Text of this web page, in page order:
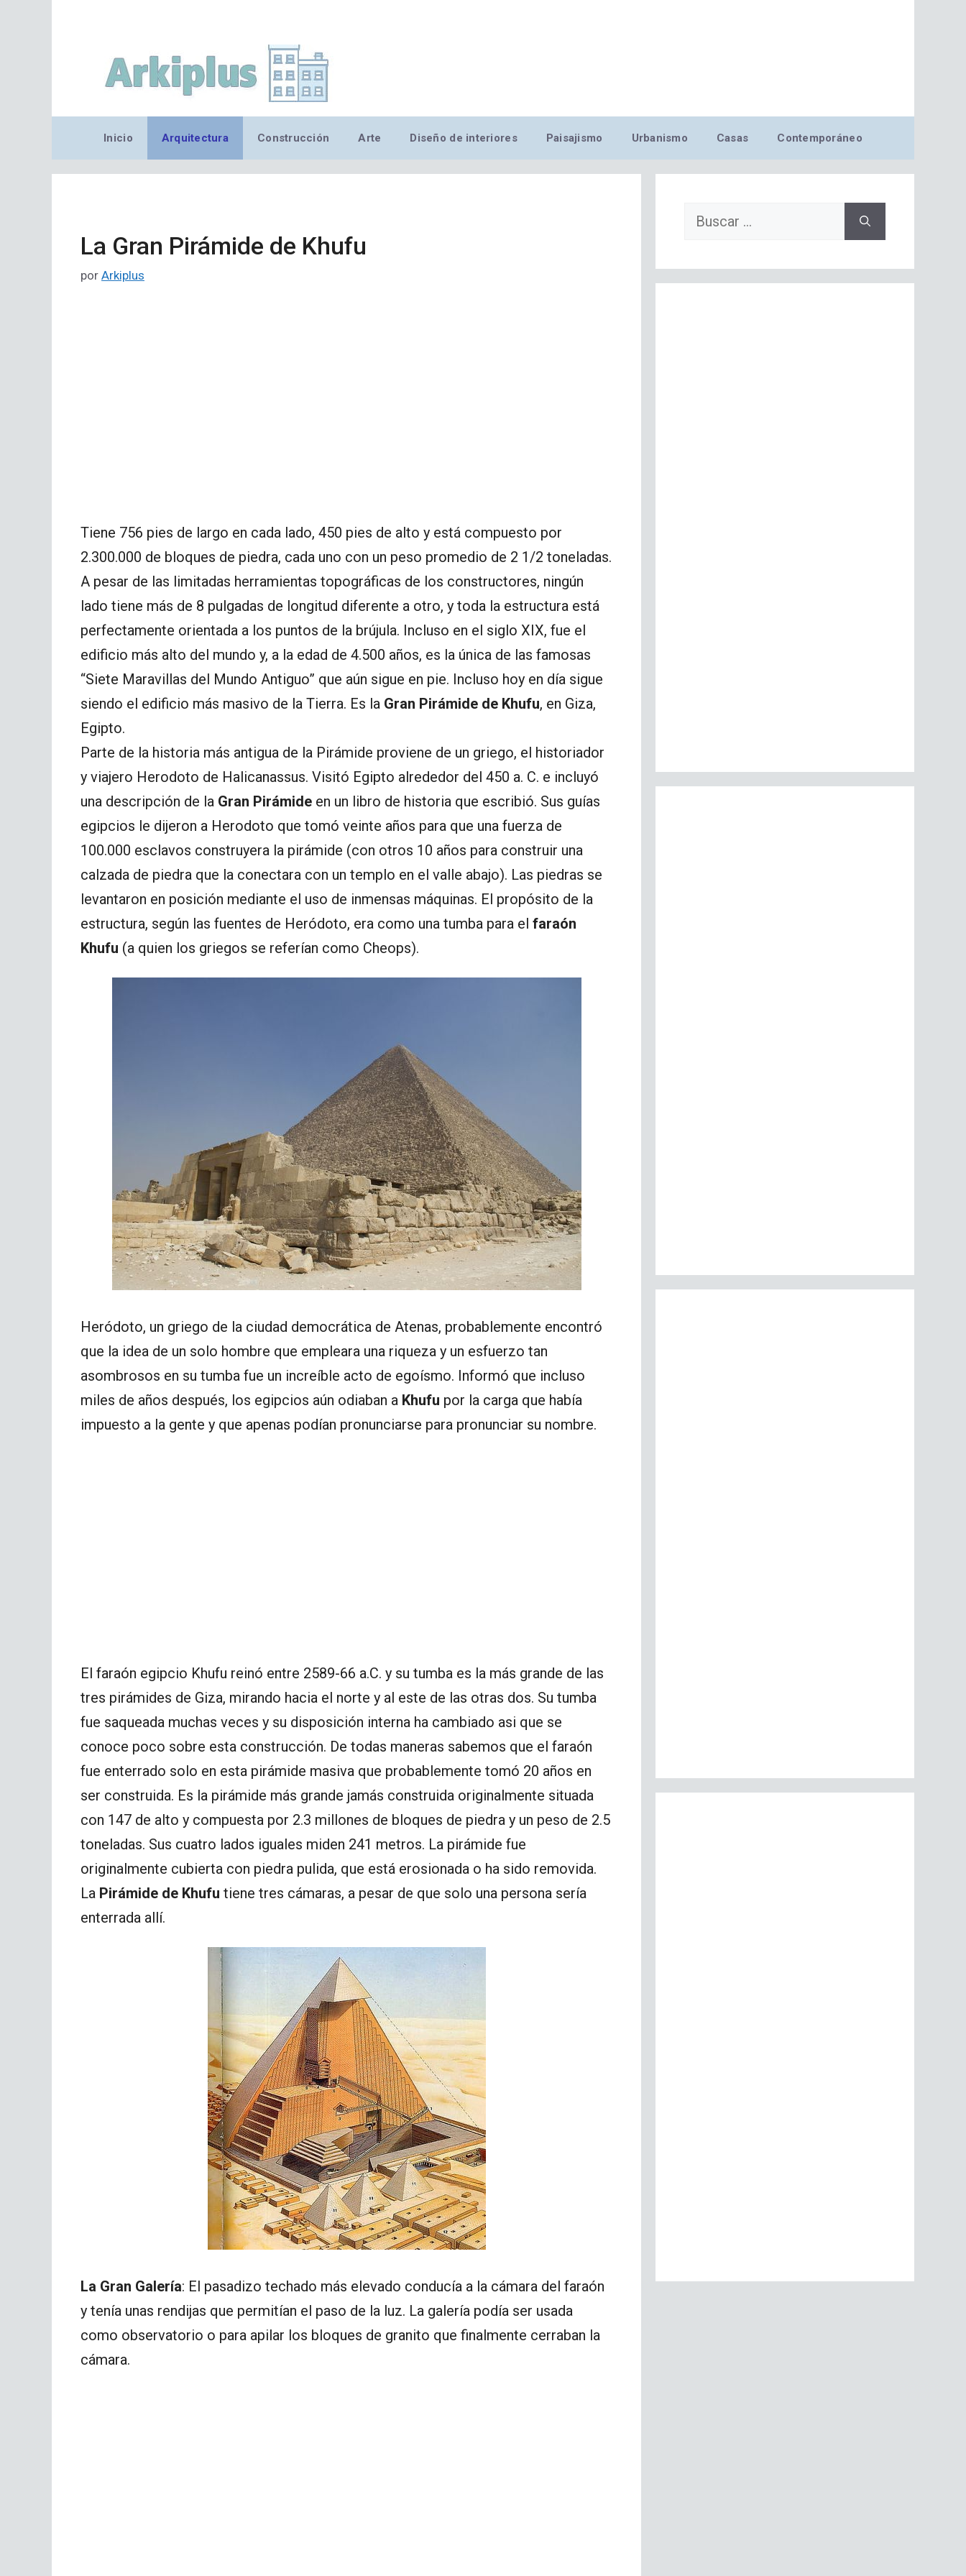
Inicio Arquitectura Construcción Arte Diseño de interiores Paisajismo Urbanismo Casas Contemporáneo
La Gran Pirámide de Khufu
por Arkiplus
Tiene 756 pies de largo en cada lado, 450 pies de alto y está compuesto por
2.300.000 de bloques de piedra, cada uno con un peso promedio de 2 1/2 toneladas.
A pesar de las limitadas herramientas topográficas de los constructores, ningún
lado tiene más de 8 pulgadas de longitud diferente a otro, y toda la estructura está
perfectamente orientada a los puntos de la brújula. Incluso en el siglo XIX, fue el
edificio más alto del mundo y, a la edad de 4.500 años, es la única de las famosas
“Siete Maravillas del Mundo Antiguo” que aún sigue en pie. Incluso hoy en día sigue
siendo el edificio más masivo de la Tierra. Es la Gran Pirámide de Khufu, en Giza,
Egipto.
Parte de la historia más antigua de la Pirámide proviene de un griego, el historiador
y viajero Herodoto de Halicanassus. Visitó Egipto alrededor del 450 a. C. e incluyó
una descripción de la Gran Pirámide en un libro de historia que escribió. Sus guías
egipcios le dijeron a Herodoto que tomó veinte años para que una fuerza de
100.000 esclavos construyera la pirámide (con otros 10 años para construir una
calzada de piedra que la conectara con un templo en el valle abajo). Las piedras se
levantaron en posición mediante el uso de inmensas máquinas. El propósito de la
estructura, según las fuentes de Heródoto, era como una tumba para el faraón
Khufu (a quien los griegos se referían como Cheops).
Heródoto, un griego de la ciudad democrática de Atenas, probablemente encontró
que la idea de un solo hombre que empleara una riqueza y un esfuerzo tan
asombrosos en su tumba fue un increíble acto de egoísmo. Informó que incluso
miles de años después, los egipcios aún odiaban a Khufu por la carga que había
impuesto a la gente y que apenas podían pronunciarse para pronunciar su nombre.
El faraón egipcio Khufu reinó entre 2589-66 a.C. y su tumba es la más grande de las
tres pirámides de Giza, mirando hacia el norte y al este de las otras dos. Su tumba
fue saqueada muchas veces y su disposición interna ha cambiado asi que se
conoce poco sobre esta construcción. De todas maneras sabemos que el faraón
fue enterrado solo en esta pirámide masiva que probablemente tomó 20 años en
ser construida. Es la pirámide más grande jamás construida originalmente situada
con 147 de alto y compuesta por 2.3 millones de bloques de piedra y un peso de 2.5
toneladas. Sus cuatro lados iguales miden 241 metros. La pirámide fue
originalmente cubierta con piedra pulida, que está erosionada o ha sido removida.
La Pirámide de Khufu tiene tres cámaras, a pesar de que solo una persona sería
enterrada allí.
La Gran Galería: El pasadizo techado más elevado conducía a la cámara del faraón
y tenía unas rendijas que permitían el paso de la luz. La galería podía ser usada
como observatorio o para apilar los bloques de granito que finalmente cerraban la
cámara.
Buscar: